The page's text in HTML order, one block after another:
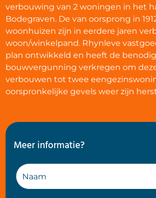
verbouwing van 2 woningen in het
Bodegraven. De van oorsprong in
woonhuizen zijn in eerdere jaren
woon/winkelpand. Rhynleve
plan ontwikkeld en heeft de
bouwvergunning verkregen om
verbouwen tot twee
oorspronkelijke gevels weer zijn
Meer informatie?